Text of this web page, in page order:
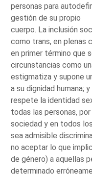
personas para
gestión de su propio
cuerpo. La inclusión
como trans, en plenas
en primer término que
circunstancias como
estigmatiza y supone
a su dignidad humana;
respete la identidad
todas las personas,
sociedad y en todos
sea admisible
no aceptar lo que
de género) a aquellas
determinado